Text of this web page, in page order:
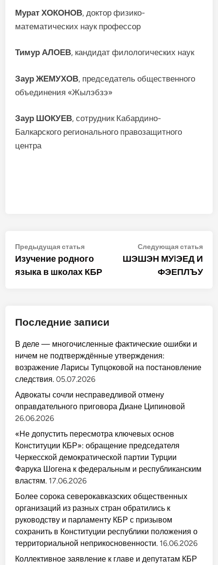
Мурат ХОКОНОВ, доктор физико-
математических наук профессор
Тимур АЛОЕВ, кандидат филологических наук
Заур ЖЕМУХОВ, председатель общественного
объединения «Жылэбзэ»
Заур ШОКУЕВ, сотрудник Кабардино-
Балкарского регионального правозащитного
центра
Навигация
по
записям
Предыдущая статьяПредыдущая
статья:
Изучение родного
языка в школах КБР
Следующая статья
ШЭШЭН МУIЭЕД И
ФЭЕПЛЪУ
Последние записи
В деле — многочисленные фактические ошибки и
ничем не подтверждённые утверждения:
возражение Ларисы Тупцоковой на постановление
следствия. 05.07.2026
Адвокаты сочли несправедливой отмену
оправдательного приговора Диане Ципиновой
26.06.2026
«Не допустить пересмотра ключевых основ
Конституции КБР»: обращение председателя
Черкесской демократической партии Турции
Фарука Шогена к федеральным и республиканским
властям. 17.06.2026
Более сорока северокавказских общественных
организаций из разных стран обратились к
руководству и парламенту КБР с призывом
сохранить в Конституции республики положения о
территориальной неприкосновенности. 16.06.2026
Коллективное заявление к главе и депутатам КБР